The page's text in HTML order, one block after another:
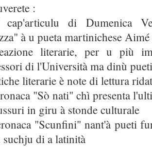
:
di Dumenica
à u pueta martinichese Aimé
literarie, per u più
di l'Università ma dinù
literarie è note di lettura
"Sò nati" chì presenta
in giru à stonde culturale
"Scunfini" nant'à pueti
di a latinità